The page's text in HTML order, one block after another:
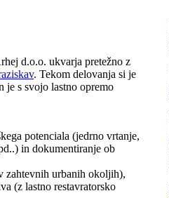
d.o.o. ukvarja pretežno z
. Tekom delovanja si je
je s svojo lastno opremo
potenciala (jedrno vrtanje,
in dokumentiranje ob
zahtevnih urbanih okoljih),
(z lastno restavratorsko